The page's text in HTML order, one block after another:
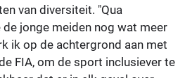
van diversiteit. "Qua
jonge meiden nog wat meer
ik op de achtergrond aan met
FIA, om de sport inclusiever te